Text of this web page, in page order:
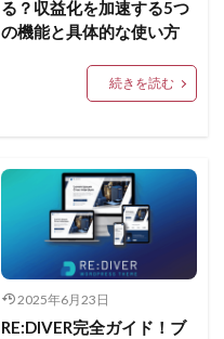
る？収益化を加速する5つ
の機能と具体的な使い方
続きを読む
2025年6月23日
RE:DIVER完全ガイド！ブ